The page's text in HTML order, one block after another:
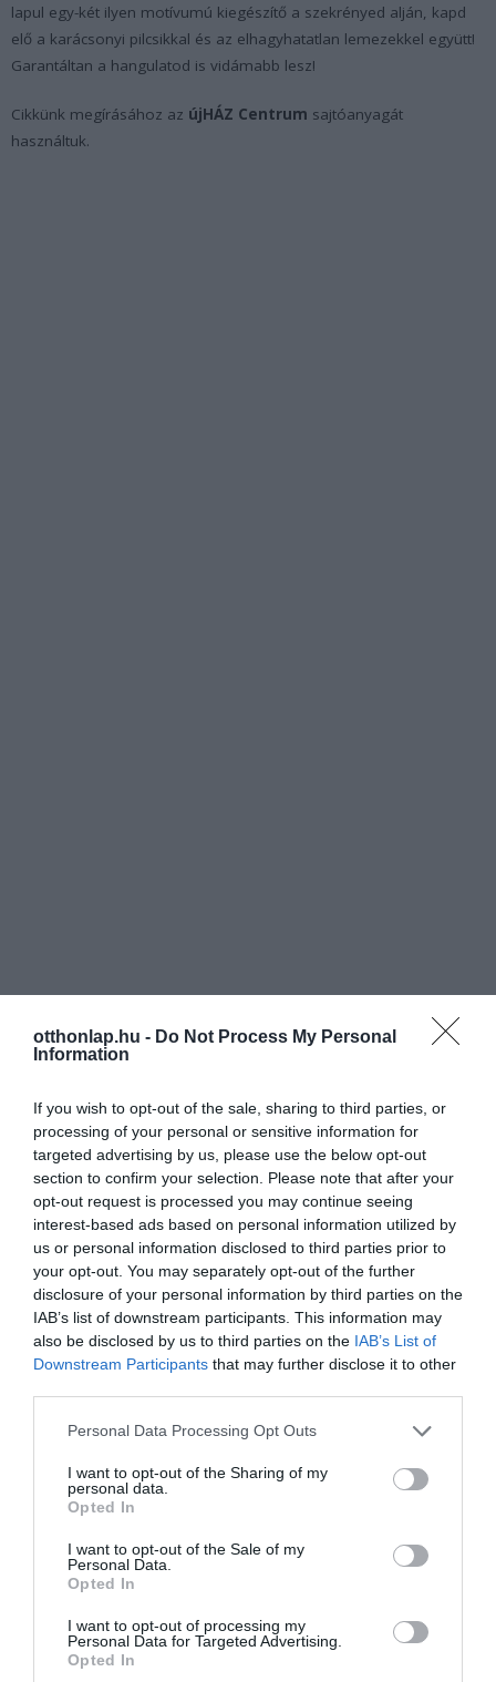
otthonlap.hu - Do Not Process My Personal
Information
If you wish to opt-out of the sale, sharing to third parties, or
processing of your personal or sensitive information for
targeted advertising by us, please use the below opt-out
section to confirm your selection. Please note that after your
opt-out request is processed you may continue seeing
interest-based ads based on personal information utilized by
us or personal information disclosed to third parties prior to
your opt-out. You may separately opt-out of the further
disclosure of your personal information by third parties on the
IAB’s list of downstream participants. This information may
also be disclosed by us to third parties on the IAB’s List of
Downstream Participants that may further disclose it to other
Please note that this website/app uses one or more Google
not limited to your visit or usage behaviour. You may click to
grant or deny consent to Google and its third-party tags to
use your data for below specified purposes in below Google
consent section.
Personal Data Processing Opt Outs
I want to opt-out of the Sharing of my
personal data.
Opted In
I want to opt-out of the Sale of my
Personal Data.
Opted In
I want to opt-out of processing my
Personal Data for Targeted Advertising.
Opted In
lapul egy-két ilyen motívumú kiegészítő a szekrényed alján, kapd
elő a karácsonyi pilcsikkal és az elhagyhatatlan lemezekkel együtt!
Garantáltan a hangulatod is vidámabb lesz!
Cikkünk megírásához az újHÁZ Centrum sajtóanyagát
használtuk.